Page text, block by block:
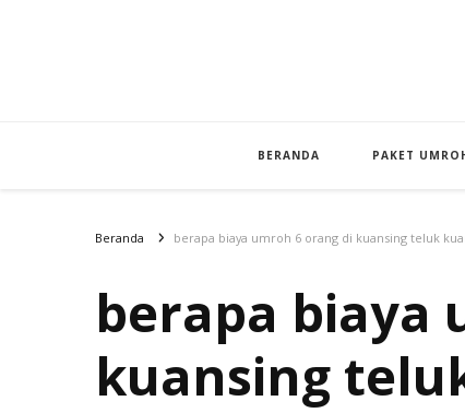
BERANDA PAKET
Beranda berapa biaya umroh 6 orang di kuansing teluk
berapa biaya
kuansing